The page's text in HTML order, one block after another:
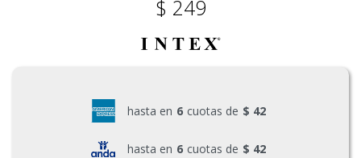
$ 249
hasta en 6 cuotas de $ 42
hasta en 6 cuotas de $ 42
Herramientas Eléctrica y Batería